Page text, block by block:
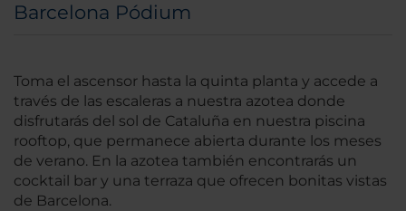
Barcelona Pódium
Toma el ascensor hasta la quinta planta y accede a
través de las escaleras a nuestra azotea donde
disfrutarás del sol de Cataluña en nuestra piscina
rooftop, que permanece abierta durante los meses
de verano. En la azotea también encontrarás un
cocktail bar y una terraza que ofrecen bonitas vistas
de Barcelona.